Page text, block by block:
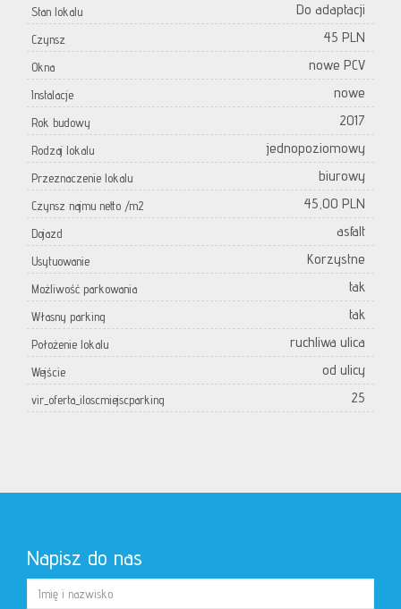
Stan lokalu Do adaptacji
Czynsz 45 PLN
Okna nowe PCV
Instalacje nowe
Rok budowy 2017
Rodzaj lokalu jednopoziomowy
Przeznaczenie lokalu biurowy
Czynsz najmu netto /m2 45,00 PLN
Dojazd asfalt
Usytuowanie Korzystne
Możliwość parkowania tak
Własny parking tak
Położenie lokalu ruchliwa ulica
Wejście od ulicy
vir_oferta_iloscmiejscparking 25
Napisz do nas